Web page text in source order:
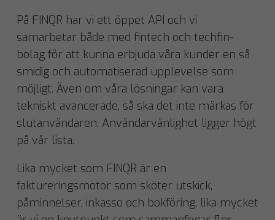
På FINQR har vi ett öppet API och vi
samarbetar både med fintech och techfin-
bolag för att kunna erbjuda våra kunder en så
smidig och automatiserad upplevelse som
möjligt. Även om våra lösningar kan vara
tekniskt avancerade, så ska det inte märkas för
slutanvändaren. Användarvänlighet ligger högt
på vår lista.
Lika mycket som FINQR är en
faktureringsmotor som sköter utskick,
påminnelser, inkasso och bokföring, lika mycket